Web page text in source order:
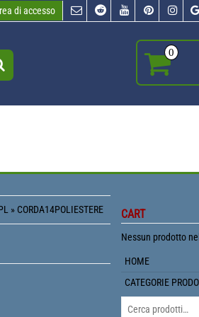
di accesso
0
» CORDA14POLIESTERE CART
Nessun prodotto
HOME
CATEGORIE